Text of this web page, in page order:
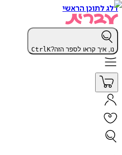
דלג לתוכן הראשי
נו, איך קראו לספר הזה? CtrlK